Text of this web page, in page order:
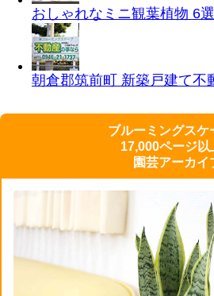
おしゃれなミニ観葉植物 6選
朝倉郡筑前町 新築戸建て不
ブルーミングスケ
17,000ページ以
園芸アーカイ